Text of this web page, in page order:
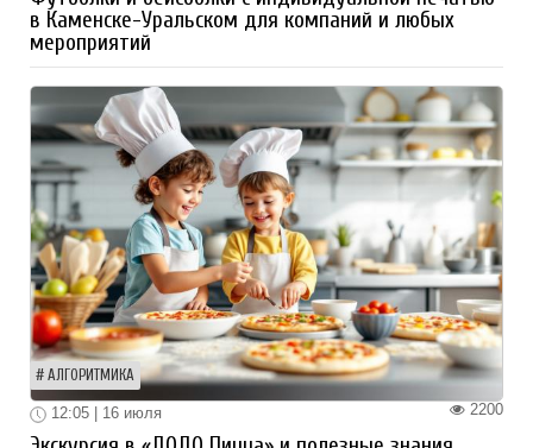
в Каменске-Уральском для компаний и любых
мероприятий
АЛГОРИТМИКА
2200
12:05 | 16 июля